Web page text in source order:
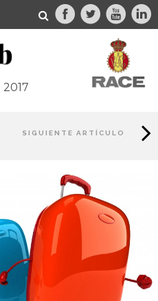
2017
SIGUIENTE ARTÍCULO